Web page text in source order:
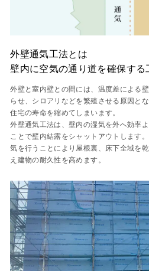
外壁通気工法とは
壁内に空気の通り道を確保する
外壁と室内壁との間には、温度差による
らせ、シロアリなどを繁殖させる原因と
住宅の寿命を縮めてしまいます。
外壁通気工法は、壁内の湿気を外へ効率
ことで壁内結露をシャットアウトします
気を行うことにより屋根裏、床下全域を
え建物の耐久性を高めます。